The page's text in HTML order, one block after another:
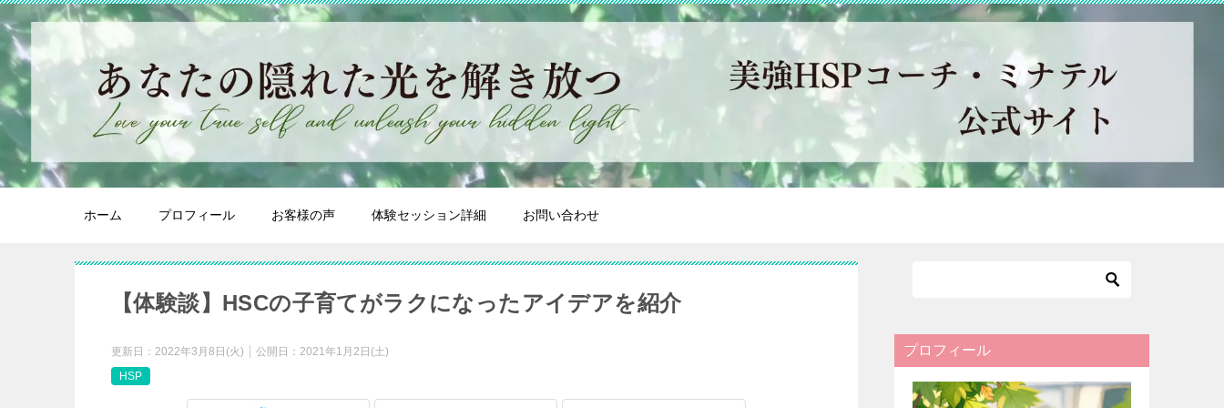
ホーム プロフィール お客様の声 体験セッション詳細 お問い合わせ
【体験談】HSCの子育てがラクになったアイデアを紹介
更新日： 2022年3月8日(火) 公開日： 2021年1月2日(土)
HSP
プロフィール